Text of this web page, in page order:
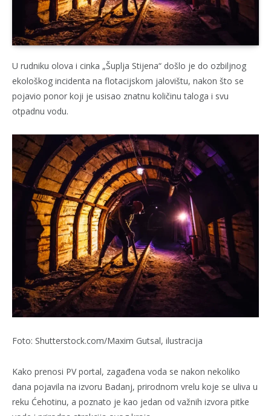
U rudniku olova i cinka „Šuplja Stijena“ došlo je do ozbiljnog
ekološkog incidenta na flotacijskom jalovištu, nakon što se
pojavio ponor koji je usisao znatnu količinu taloga i svu
otpadnu vodu.
Foto: Shutterstock.com/Maxim Gutsal, ilustracija
Kako prenosi PV portal, zagađena voda se nakon nekoliko
dana pojavila na izvoru Badanj, prirodnom vrelu koje se uliva u
reku Ćehotinu, a poznato je kao jedan od važnih izvora pitke